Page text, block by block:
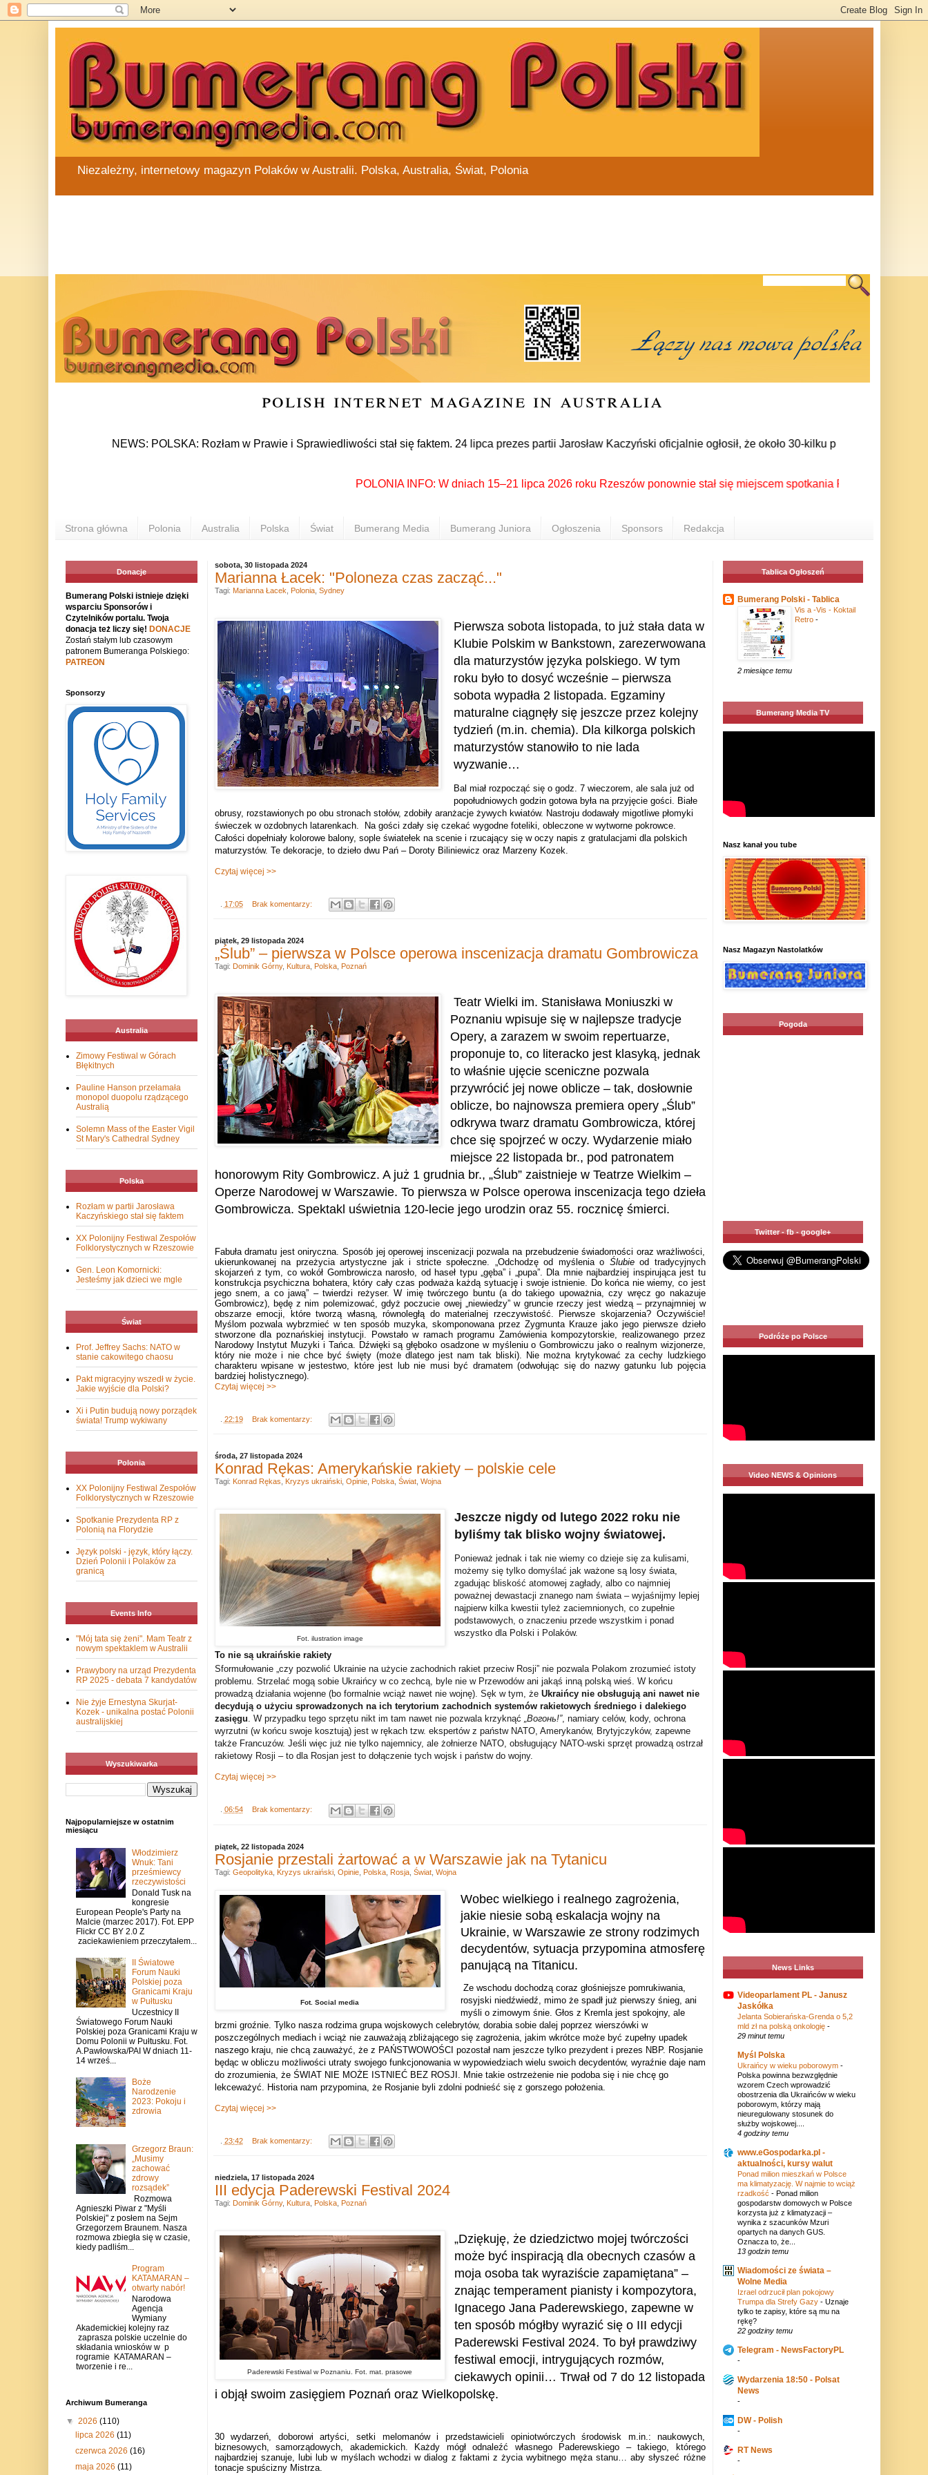
Niezależny, internetowy magazyn Polaków w Australii. Polska, Australia, Świat, Polonia
polish internet magazine in australia
NEWS: POLSKA: Rozłam w Prawie i Sprawiedliwości stał się faktem. 24 lipca prezes partii Jarosław Kaczyński oficjalnie ogłosił, że około 30-kilku posłów
POLONIA INFO: W dniach 15–21 lipca 2026 roku Rzeszów ponownie stał się miejscem spotkania Polonii z całego
Strona główna Polonia Australia Polska Świat Bumerang Media Bumerang Juniora Ogłoszenia Sponsors Redakcja
sobota, 30 listopada 2024
Marianna Łacek: "Poloneza czas zacząć..."
Pierwsza sobota listopada, to już stała data w
Klubie Polskim w Bankstown, zarezerwowana
dla maturzystów języka polskiego. W tym
roku było to dosyć wcześnie – pierwsza
sobota wypadła 2 listopada. Egzaminy
maturalne ciągnęły się jeszcze przez kolejny
tydzień (m.in. chemia). Dla kilkorga polskich
maturzystów stanowiło to nie lada
wyzwanie…
Bal miał rozpocząć się o godz. 7 wieczorem, ale sala już od
popołudniowych godzin gotowa była na przyjęcie gości. Białe
obrusy, rozstawionych po obu stronach stołów, zdobiły aranżacje żywych kwiatów. Nastroju dodawały migotliwe płomyki
świeczek w ozdobnych latarenkach. Na gości zdały się czekać wygodne foteliki, obleczone w wytworne pokrowce.
Całości dopełniały kolorowe balony, sople światełek na scenie i rzucający się w oczy napis z gratulacjami dla polskich
maturzystów. Te dekoracje, to dzieło dwu Pań – Doroty Biliniewicz oraz Marzeny Kozek.
Czytaj więcej >>
17:05 Brak komentarzy:
Tagi: Marianna Łacek Polonia, Sydney
piątek, 29 listopada 2024
„Ślub” – pierwsza w Polsce operowa inscenizacja dramatu Gombrowicza
Teatr Wielki im. Stanisława Moniuszki w
Poznaniu wpisuje się w najlepsze tradycje
Opery, a zarazem w swoim repertuarze,
proponuje to, co literacko jest klasyką, jednak
to właśnie ujęcie sceniczne pozwala
przywrócić jej nowe oblicze – tak, dosłownie
oblicze, bo najnowsza premiera opery „Ślub”
odkrywa twarz dramatu Gombrowicza, której
chce się spojrzeć w oczy. Wydarzenie miało
miejsce 22 listopada br., pod patronatem
honorowym Rity Gombrowicz. A już 1 grudnia br., „Ślub” zaistnieje w Teatrze Wielkim –
Operze Narodowej w Warszawie. To pierwsza w Polsce operowa inscenizacja tego dzieła
Gombrowicza. Spektakl uświetnia 120-lecie jego urodzin oraz 55. rocznicę śmierci.
Fabuła dramatu jest oniryczna. Sposób jej operowej inscenizacji pozwala na przebudzenie świadomości oraz wrażliwości,
ukierunkowanej na przeżycia artystyczne jak i stricte społeczne. „Odchodzę od myślenia o Ślubieod tradycyjnych
skojarzeń z tym, co wokół Gombrowicza narosło, od haseł typu „gęba” i „pupa”. Dla mnie najbardziej inspirująca jest tu
konstrukcja psychiczna bohatera, który cały czas podważa każdą sytuację i swoje istnienie. Do końca nie wiemy, co jest
jego snem, a co jawą” – twierdzi reżyser. W imię twórczego buntu (a do takiego upoważnia, czy wręcz go nakazuje
Gombrowicz), będę z nim polemizować, gdyż poczucie owej „niewiedzy” w gruncie rzeczy jest wiedzą – przynajmniej w
obszarze emocji, które tworzą własną, równoległą do materialnej rzeczywistość. Pierwsze skojarzenia? Oczywiście!
Myślom pozwala wybrzmieć w ten sposób muzyka, skomponowana przez Zygmunta Krauze jako jego pierwsze dzieło
stworzone dla poznańskiej instytucji. Powstało w ramach programu Zamówienia kompozytorskie, realizowanego przez
Narodowy Instytut Muzyki i Tańca. Dźwięki są głęboko osadzone w myśleniu o Gombrowiczu jako o realnym wizjonerze,
który nie może i nie chce być święty (może dlatego jest nam tak bliski). Nie można krytykować za cechy ludzkiego
charakteru wpisane w jestestwo, które jest lub nie musi być dramatem (odwołując się do nazwy gatunku lub pojęcia
bardziej holistycznego).
Czytaj więcej >>
22:19 Brak komentarzy:
Tagi: Dominik Górny, Kultura, Polska, Poznań
środa, 27 listopada 2024
Konrad Rękas: Amerykańskie rakiety – polskie cele
Fot. ilustration image
Jeszcze nigdy od lutego 2022 roku nie
byliśmy tak blisko wojny światowej.
Ponieważ jednak i tak nie wiemy co dzieje się za kulisami,
możemy się tylko domyślać jak ważone są losy świata,
zgadując bliskość atomowej zagłady, albo co najmniej
poważnej dewastacji znanego nam świata – wyjaśnijmy lepiej
najpierw kilka kwestii tyleż zaciemnionych, co zupełnie
podstawowych, o znaczeniu przede wszystkim i ponad
wszystko dla Polski i Polaków.
To nie są ukraińskie rakiety
Sformułowanie „czy pozwolić Ukrainie na użycie zachodnich rakiet przeciw Rosji” nie pozwala Polakom zrozumieć istoty
problemu. Strzelać mogą sobie Ukraińcy w co zechcą, byle nie w Przewodów ani jakąś inną polską wieś. W końcu
prowadzą działania wojenne (bo formalnie wciąż nawet nie wojnę). Sęk w tym, że Ukraińcy nie obsługują ani nawet nie
decydują o użyciu sprowadzonych na ich terytorium zachodnich systemów rakietowych średniego i dalekiego
zasięgu . W przypadku tego sprzętu nikt im tam nawet nie pozwala krzyknąć „Вогонь!”, namiary celów, kody, ochrona
wyrzutni (w końcu swoje kosztują) jest w rękach tzw. ekspertów z państw NATO, Amerykanów, Brytyjczyków, zapewne
także Francuzów. Jeśli więc już nie tylko najemnicy, ale żołnierze NATO, obsługujący NATO-wski sprzęt prowadzą ostrzał
rakietowy Rosji – to dla Rosjan jest to dołączenie tych wojsk i państw do wojny.
Czytaj więcej >>
06:54 Brak komentarzy:
Tagi: Konrad Rękas, Kryzys ukraiński, Opinie, Polska, Świat, Wojna
piątek, 22 listopada 2024
Rosjanie przestali żartować a w Warszawie jak na Tytanicu
Fot. Social media
Wobec wielkiego i realnego zagrożenia,
jakie niesie sobą eskalacja wojny na
Ukrainie, w Warszawie ze strony rodzimych
decydentów, sytuacja przypomina atmosferę
panującą na Titanicu.
Ze wschodu dochodzą coraz głośniejsze pomrukiwania,
rosyjski niedźwiedź, mimo że spadł już pierwszy śnieg, ani
myśli o zimowym śnie. Głos z Kremla jest spokojny, ale
brzmi groźnie. Tylko nasza rodzima grupa wojskowych celebrytów, dorabia sobie dalej poprzez wierszówki w
poszczególnych mediach i wciąż nie zauważają zbliżającego się zagrożenia, jakim wkrótce może być zupełny upadek
naszego kraju, nie chcą zauważyć, że z PAŃSTWOWOŚCI pozostał nam jeszcze tylko prezydent i prezes NBP. Rosjanie
będąc w obliczu możliwości utraty swojego funkcjonowania w wypowiedziach wielu swoich decydentów, wyraźnie daje nam
do zrozumienia, że ŚWIAT NIE MOŻE ISTNIEĆ BEZ ROSJI. Mnie takie ostrzeżenie nie podoba się i nie chcę go
lekceważyć. Historia nam przypomina, że Rosjanie byli zdolni podnieść się z gorszego położenia.
Czytaj więcej >>
23:42 Brak komentarzy:
Tagi: Geopolityka, Kryzys ukraiński, Opinie, Polska, Rosja, Świat, Wojna
niedziela, 17 listopada 2024
III edycja Paderewski Festival 2024
Paderewski Festiwal w Poznaniu. Fot. mat. prasowe
„Dziękuję, że dziedzictwo mojej twórczości
może być inspiracją dla obecnych czasów a
moja osoba tak wyraziście zapamiętana” –
znając temperament pianisty i kompozytora,
Ignacego Jana Paderewskiego, zapewne w
ten sposób mógłby wyrazić się o III edycji
Paderewski Festival 2024. To był prawdziwy
festiwal emocji, intrygujących rozmów,
ciekawych opinii… Trwał od 7 do 12 listopada
i objął swoim zasięgiem Poznań oraz Wielkopolskę.
30 wydarzeń, doborowi artyści, setki melomanów i przedstawicieli opiniotwórczych środowisk m.in.: naukowych,
biznesowych, samorządowych, akademickich. Każdy mógł odnaleźć własnego Paderewskiego – takiego, którego
najbardziej szanuje, lubi lub w myślach wchodzi w dialog z faktami z życia wybitnego męża stanu… aby słyszeć różne
tonacje spuścizny Mistrza.
Tagi: Dominik Górny, Kultura, Polska, Poznań
Donacje
Bumerang Polski istnieje dzięki
wsparciu Sponsorów i
Czytelników portalu. Twoja
donacja też liczy się! DONACJE
Zostań stałym lub czasowym
patronem Bumeranga Polskiego:
PATREON
Sponsorzy
Australia
Zimowy Festiwal w Górach
Błękitnych
Pauline Hanson przełamała
monopol duopolu rządzącego
Australią
Solemn Mass of the Easter Vigil
St Mary's Cathedral Sydney
Polska
Rozłam w partii Jarosława
Kaczyńskiego stał się faktem
XX Polonijny Festiwal Zespołów
Folklorystycznych w Rzeszowie
Gen. Leon Komornicki:
Jesteśmy jak dzieci we mgle
Świat
Prof. Jeffrey Sachs: NATO w
stanie cakowitego chaosu
Pakt migracyjny wszedł w życie.
Jakie wyjście dla Polski?
Xi i Putin budują nowy porządek
świata! Trump wykiwany
Polonia
XX Polonijny Festiwal Zespołów
Folklorystycznych w Rzeszowie
Spotkanie Prezydenta RP z
Polonią na Florydzie
Język polski - język, który łączy.
Dzień Polonii i Polaków za
granicą
Events Info
"Mój tata się żeni". Mam Teatr z
nowym spektaklem w Australii
Prawybory na urząd Prezydenta
RP 2025 - debata 7 kandydatów
Nie żyje Ernestyna Skurjat-
Kozek - unikalna postać Polonii
australijskiej
Wyszukiwarka
Najpopularniejsze w ostatnim
miesiącu
Włodzimierz
Wnuk: Tani
prześmiewcy
rzeczywistości
Donald Tusk na
kongresie
European People's Party na
Malcie (marzec 2017). Fot. EPP
Flickr CC BY 2.0 Z
zaciekawieniem przeczytałem...
II Światowe
Forum Nauki
Polskiej poza
Granicami Kraju
w Pułtusku
Uczestnicy II
Światowego Forum Nauki
Polskiej poza Granicami Kraju w
Domu Polonii w Pułtusku. Fot.
A.Pawłowska/PAI W dniach 11-
14 wrześ...
Boże
Narodzenie
2023: Pokoju i
zdrowia
Grzegorz Braun:
„Musimy
zachować
zdrowy
rozsądek”
Rozmowa
Agnieszki Piwar z "Myśli
Polskiej" z posłem na Sejm
Grzegorzem Braunem. Nasza
rozmowa zbiegła się w czasie,
kiedy padliśm...
Program
KATAMARAN –
otwarty nabór!
Narodowa
Agencja
Wymiany
Akademickiej kolejny raz
zaprasza polskie uczelnie do
składania wniosków w p
rogramie KATAMARAN –
tworzenie i re...
Archiwum Bumeranga
▼ 2026 (110)
lipca 2026 (11)
czerwca 2026 (16)
maja 2026 (11)
Tablica Ogłoszeń
Bumerang Polski - Tablica
Vis a -Vis - Koktail
Retro -
2 miesiące temu
Bumerang Media TV
Nasz kanał you tube
Nasz Magazyn Nastolatków
Pogoda
Twitter - fb - google+
Podróże po Polsce
Video NEWS & Opinions
News Links
Videoparlament PL - Janusz
Jaskółka
Jelanta Sobierańska-Grenda o 5,2
mld zł na polską onkologię -
29 minut temu
Myśl Polska
Ukraińcy w wieku poborowym -
Polska powinna bezwzględnie
wzorem Czech wprowadzić
obostrzenia dla Ukraińców w wieku
poborowym, którzy mają
nieuregulowany stosunek do
służby wojskowej....
4 godziny temu
www.eGospodarka.pl -
aktualności, kursy walut
Ponad milion mieszkań w Polsce
ma klimatyzację. W najmie to wciąż
rzadkość - Ponad milion
gospodarstw domowych w Polsce
korzysta już z klimatyzacji –
wynika z szacunków Mzuri
opartych na danych GUS.
Oznacza to, że...
13 godzin temu
Wiadomości ze świata –
Wolne Media
Izrael odrzucił plan pokojowy
Trumpa dla Strefy Gazy - Uznaje
tylko te zapisy, które są mu na
rękę?
22 godziny temu
Telegram - NewsFactoryPL
-
Wydarzenia 18:50 - Polsat
News
-
DW - Polish
-
RT News
-